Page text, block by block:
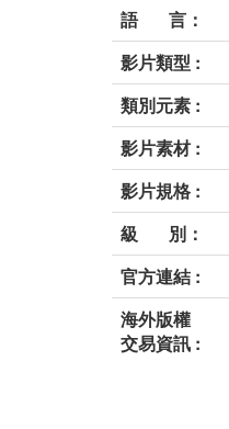
語 言：
影片類型 :
類別元素 :
影片素材 :
影片規格 :
級 別：
官方連結 :
海外版權
交易資訊 :